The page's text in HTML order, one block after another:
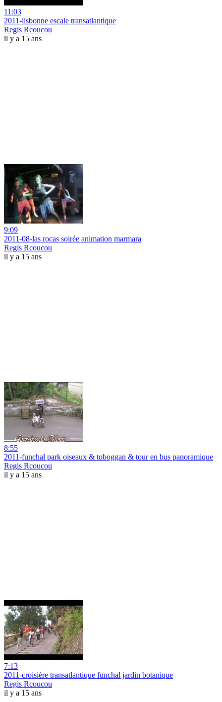
11:03
2011-lisbonne escale transatlantique
Regis Rcoucou
il y a 15 ans
9:09
2011-08-las rocas soirée animation marmara
Regis Rcoucou
il y a 15 ans
8:55
2011-funchal park oiseaux & toboggan & tour en bus panoramique
Regis Rcoucou
il y a 15 ans
7:13
2011-croisière transatlantique funchal jardin botanique
Regis Rcoucou
il y a 15 ans